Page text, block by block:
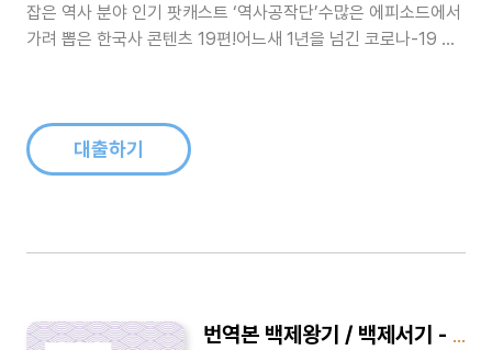
잡은 역사 분야 인기 팟캐스트 ‘역사공작단’수많은 에피소드에서
가려 뽑은 한국사 콘텐츠 19편!어느새 1년을 넘긴 코로나-19 팬
한 상황을 겪..
대출하기
번역본 백제왕기 / 백제서기 - 온조백제 / 구대백제 / 비류백제